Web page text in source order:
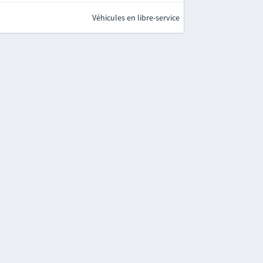
Véhicules en libre-service